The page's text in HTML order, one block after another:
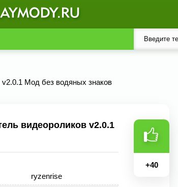
v2.0.1 Мод без водяных знаков
видеороликов v2.0.1
ryzenrise
+40